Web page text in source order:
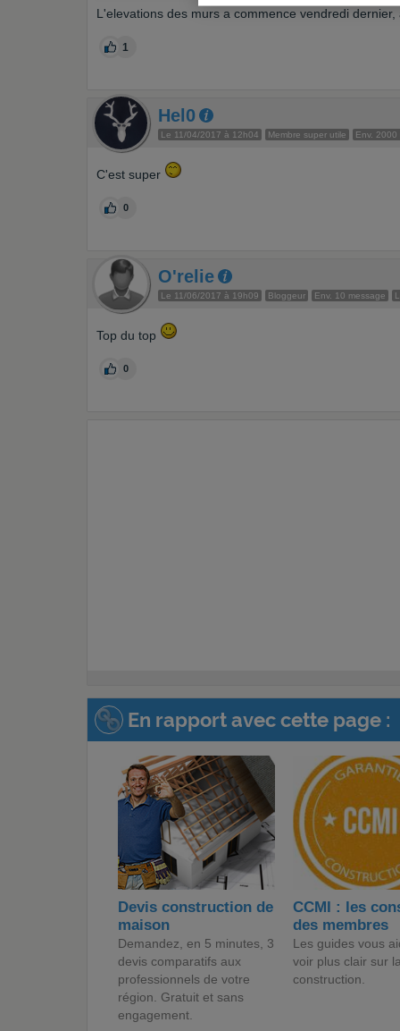
L'elevations des murs a commence vendredi
1
Hel0
Le 11/04/2017 à 12h04 Membre super utile Env. 2000
C'est super
0
O'relie
Le 11/06/2017 à 19h09 Bloggeur Env. 10 message
Top du top
0
En rapport avec cette page :
Devis construction de
maison
Demandez, en 5 minutes, 3
devis comparatifs aux
professionnels de votre
région. Gratuit et sans
engagement.
CCMI : les
des membres
Les guides vous
voir plus clair sur la
construction.